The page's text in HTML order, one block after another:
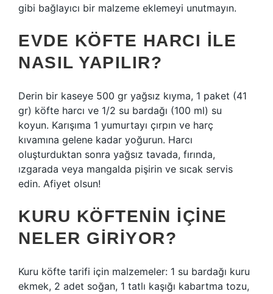
gibi bağlayıcı bir malzeme eklemeyi unutmayın.
EVDE KÖFTE HARCI ILE
NASIL YAPILIR?
Derin bir kaseye 500 gr yağsız kıyma, 1 paket (41
gr) köfte harcı ve 1/2 su bardağı (100 ml) su
koyun. Karışıma 1 yumurtayı çırpın ve harç
kıvamına gelene kadar yoğurun. Harcı
oluşturduktan sonra yağsız tavada, fırında,
ızgarada veya mangalda pişirin ve sıcak servis
edin. Afiyet olsun!
KURU KÖFTENIN IÇINE
NELER GIRIYOR?
Kuru köfte tarifi için malzemeler: 1 su bardağı kuru
ekmek, 2 adet soğan, 1 tatlı kaşığı kabartma tozu,